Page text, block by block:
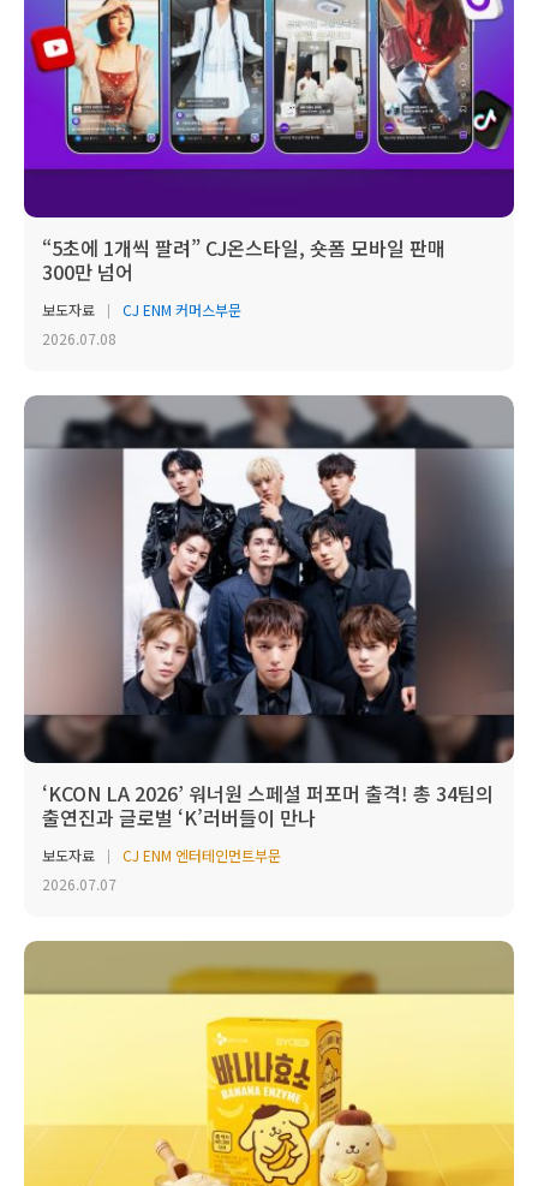
“5초에 1개씩 팔려” CJ온스타일, 숏폼 모바일 판매
300만 넘어
보도자료
CJ ENM 커머스부문
2026.07.08
‘KCON LA 2026’ 워너원 스페셜 퍼포머 출격! 총 34팀의
출연진과 글로벌 ‘K’러버들이 만나
보도자료
CJ ENM 엔터테인먼트부문
2026.07.07